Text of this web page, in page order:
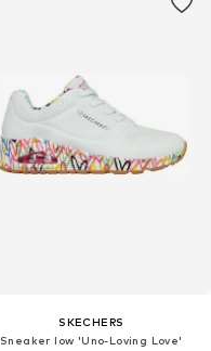
SKECHERS
Sneaker low 'Uno-Loving Love'